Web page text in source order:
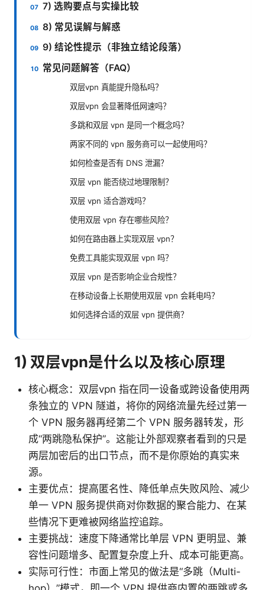
7) 选购要点与实操比较
8) 常见误解与解惑
9) 结论性提示（非独立结论段落）
常见问题解答（FAQ）
双层vpn 真能提升隐私吗？
双层vpn 会显著降低网速吗？
多跳和双层 vpn 是同一个概念吗？
两家不同的 vpn 服务商可以一起使用吗？
如何检查是否有 DNS 泄漏？
双层 vpn 能否绕过地理限制？
双层 vpn 适合游戏吗？
使用双层 vpn 存在哪些风险？
如何在路由器上实现双层 vpn？
免费工具能实现双层 vpn 吗？
双层 vpn 是否影响企业合规性？
在移动设备上长期使用双层 vpn 会耗电吗？
如何选择合适的双层 vpn 提供商？
1) 双层vpn是什么以及核心原理
核心概念：双层vpn 指在同一设备或跨设备使用两
条独立的 VPN 隧道，将你的网络流量先经过第一
个 VPN 服务器再经第二个 VPN 服务器转发，形
成“两跳隐私保护”。这能让外部观察者看到的只是
两层加密后的出口节点，而不是你原始的真实来
源。
主要优点：提高匿名性、降低单点失败风险、减少
单一 VPN 服务提供商对你数据的聚合能力、在某
些情况下更难被网络监控追踪。
主要挑战：速度下降通常比单层 VPN 更明显、兼
容性问题增多、配置复杂度上升、成本可能更高。
实际可行性：市面上常见的做法是“多跳（Multi-